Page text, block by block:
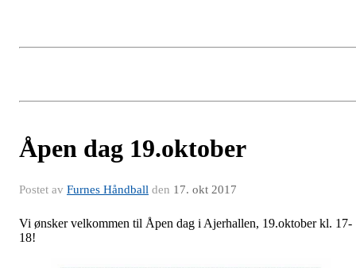
Åpen dag 19.oktober
Postet av Furnes Håndball den 17. okt 2017
Vi ønsker velkommen til Åpen dag i Ajerhallen, 19.oktober kl. 17-
18!